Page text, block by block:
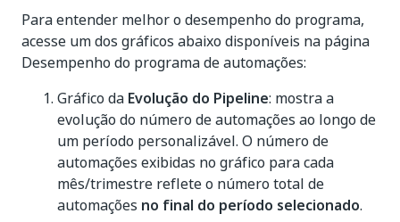
Para entender melhor o desempenho do programa,
acesse um dos gráficos abaixo disponíveis na página
Desempenho do programa de automações:
Gráfico da Evolução do Pipeline: mostra a
evolução do número de automações ao longo de
um período personalizável. O número de
automações exibidas no gráfico para cada
mês/trimestre reflete o número total de
automações no final do período selecionado.